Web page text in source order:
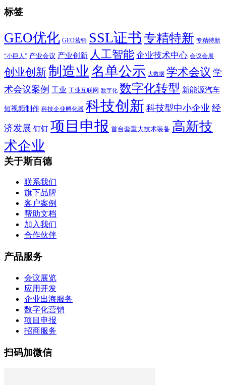
标签
GEO优化 GEO营销 SSL证书 专精特新 专精特新
“小巨人” 产业会议 产业创新 人工智能 企业技术中心 会议会展
创业创新制造业 名单公示 大数据 学术会议 学
术会议案例 工业 工业互联网 数字化 数字化转型 新能源汽车
短视频制作 科技企业孵化器 科技创新 科技型中小企业 经
济发展 钉钉 项目申报 首台套重大技术装备 高新技
术企业
关于斯百德
联系我们
旗下品牌
客户案例
帮助文档
加入我们
合作伙伴
产品服务
会议展览
应用开发
企业出海服务
数字化营销
项目申报
招商服务
扫码加微信